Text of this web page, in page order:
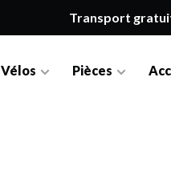
Transport
Vélos Pièces